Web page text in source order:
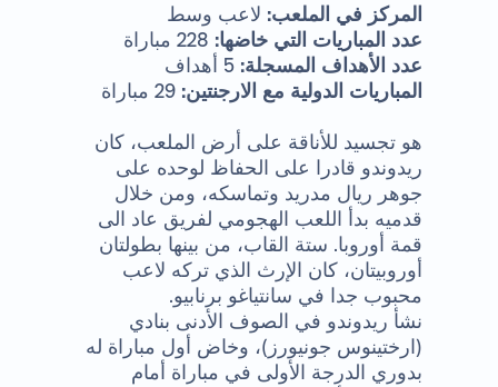
المركز في الملعب:لاعب وسط
عدد المباريات التي خاضها:228 مباراة
عدد الأهداف المسجلة:5 أهداف
المباريات الدولية مع الارجنتين:29 مباراة
هو تجسيد للأناقة على أرض الملعب، كان
ريدوندو قادرا على الحفاظ لوحده على
جوهر ريال مدريد وتماسكه، ومن خلال
قدميه بدأ اللعب الهجومي لفريق عاد الى
قمة أوروبا. ستة القاب، من بينها بطولتان
أوروبيتان، كان الإرث الذي تركه لاعب
محبوب جدا في سانتياغو برنابيو.
نشأ ريدوندو في الصوف الأدنى بنادي
(ارختينوس جونيورز)، وخاض أول مباراة له
بدوري الدرجة الأولى في مباراة أمام